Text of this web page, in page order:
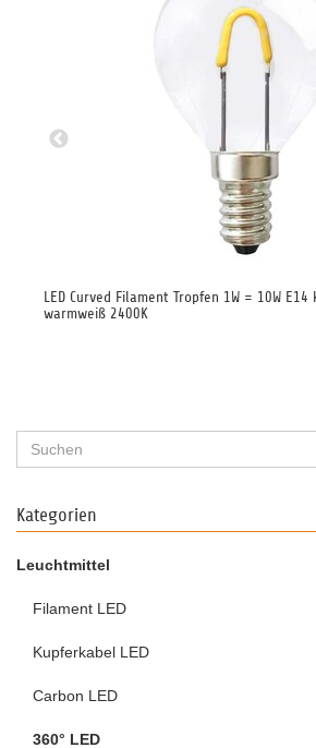
LED Curved Filament Tropfen 1W = 10W
warmweiß 2400K
Kategorien
Leuchtmittel
Filament LED
Kupferkabel LED
Carbon LED
360° LED